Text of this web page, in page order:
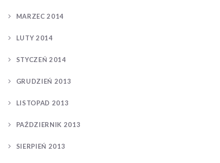
MARZEC 2014
LUTY 2014
STYCZEŃ 2014
GRUDZIEŃ 2013
LISTOPAD 2013
PAŹDZIERNIK 2013
SIERPIEŃ 2013